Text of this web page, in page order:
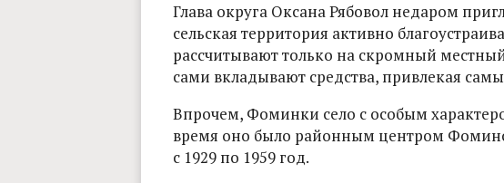
Глава округа Оксана Рябовол недаром
сельская территория активно
рассчитывают только на скромный
сами вкладывают средства, привлекая
Впрочем, Фоминки село с особым
время оно было районным центром
с 1929 по 1959 год.